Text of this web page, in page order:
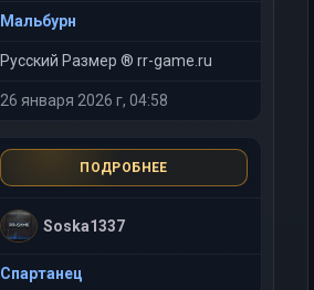
Мальбурн
Русский Размер ® rr-game.ru
26 января 2026 г, 04:58
ПОДРОБНЕЕ
Soska1337
Спартанец